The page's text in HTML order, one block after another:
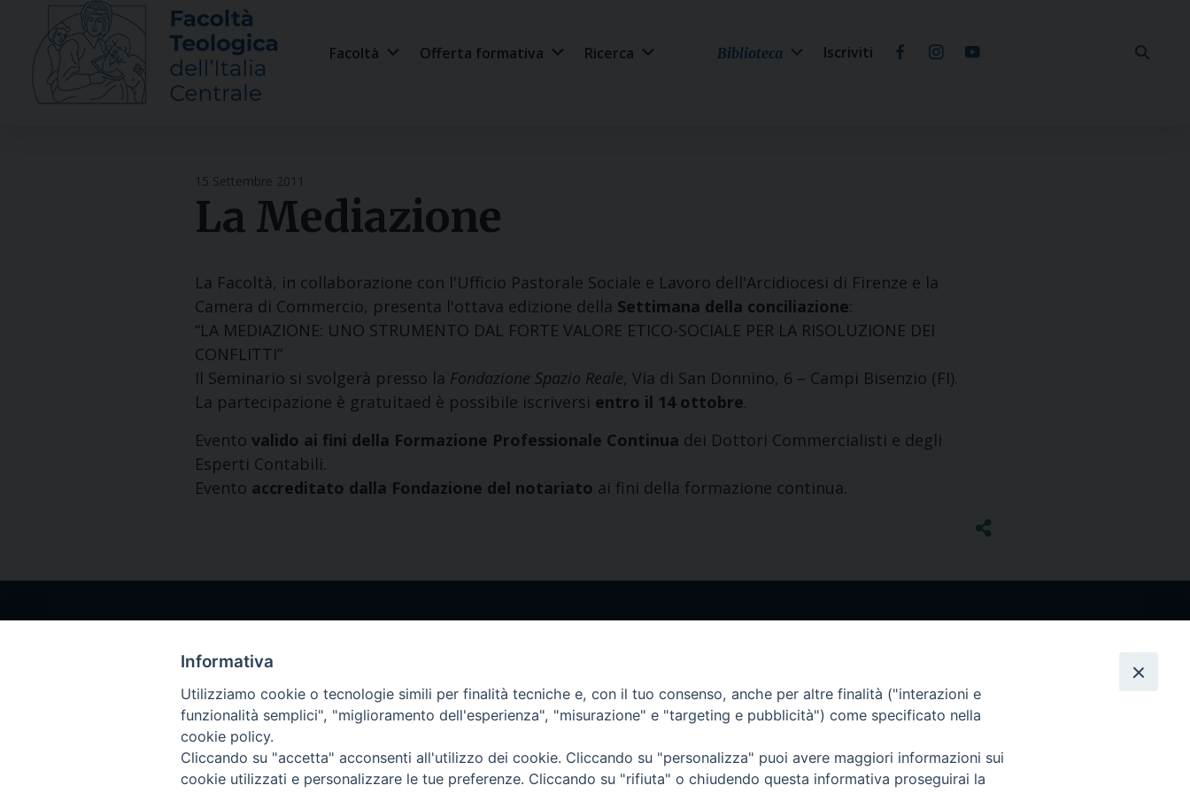
content
Facoltà Offerta formativa Ricerca Biblioteca Iscriviti
15 Settembre 2011
La Mediazione
La Facoltà, in collaborazione con l'Ufficio Pastorale Sociale e Lavoro dell'Arcidiocesi di Firenze e la
Camera di Commercio, presenta l'ottava edizione della Settimana della conciliazione:
“LA MEDIAZIONE: UNO STRUMENTO DAL FORTE VALORE ETICO-SOCIALE PER LA RISOLUZIONE DEI
CONFLITTI”
Il Seminario si svolgerà presso la Fondazione Spazio Reale, Via di San Donnino, 6 – Campi Bisenzio (FI).
La partecipazione è gratuitaed è possibile iscriversi entro il 14 ottobre.
Evento valido ai fini della Formazione Professionale Continua dei Dottori Commercialisti e degli
Esperti Contabili.
Evento accreditato dalla Fondazione del notariato ai fini della formazione continua.
www.teofir.it
Informativa
Utilizziamo cookie o tecnologie simili per finalità tecniche e, con il tuo consenso, anche per altre finalità ("interazioni e
funzionalità semplici", "miglioramento dell'esperienza", "misurazione" e "targeting e pubblicità") come specificato nella
cookie policy.
Cliccando su "accetta" acconsenti all'utilizzo dei cookie. Cliccando su "personalizza" puoi avere maggiori informazioni sui
cookie utilizzati e personalizzare le tue preferenze. Cliccando su "rifiuta" o chiudendo questa informativa proseguirai la